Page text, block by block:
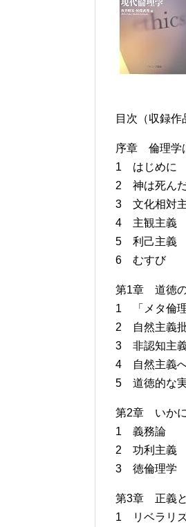
目次（収録作
序章 倫理学
1 はじめに
2 神は死ん
3 文化相対
4 主観主義
5 利己主義
6 むすび
第1章 道徳
1 「メタ倫理
2 自然主義
3 非認知主
4 自然主義
5 道徳的な
第2章 いか
1 義務論
2 功利主義
3 徳倫理学
第3章 正義
1 リベラリ